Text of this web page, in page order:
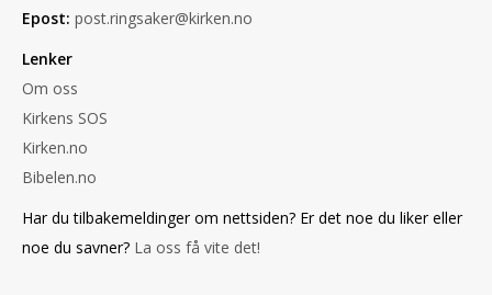
Epost: post.ringsaker@kirken.no
Lenker
Om oss
Kirkens SOS
Kirken.no
Bibelen.no
Har du tilbakemeldinger om nettsiden? Er det noe du liker eller
noe du savner? La oss få vite det!